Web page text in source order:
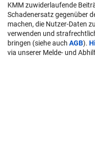
KMM zuwiderlaufende
Schadenersatz gegenüber
machen, die Nutzer-Daten
verwenden und
bringen (siehe auch AGB).
via unserer Melde- und